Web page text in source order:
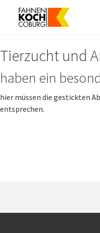
Tierzucht und
haben ein
hier müssen die gestickten
entsprechen.